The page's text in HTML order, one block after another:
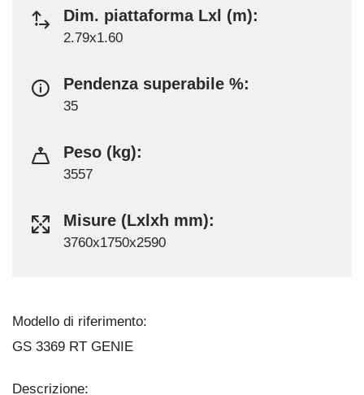
Dim. piattaforma Lxl (m):
2.79x1.60
Pendenza superabile %:
35
Peso (kg):
3557
Misure (Lxlxh mm):
3760x1750x2590
Modello di riferimento:
GS 3369 RT GENIE
Descrizione: